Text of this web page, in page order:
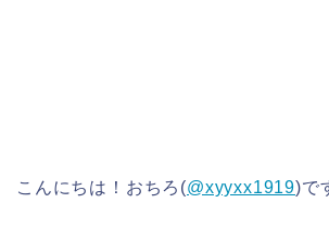
こんにちは！おちろ(@xyyxx1919)で